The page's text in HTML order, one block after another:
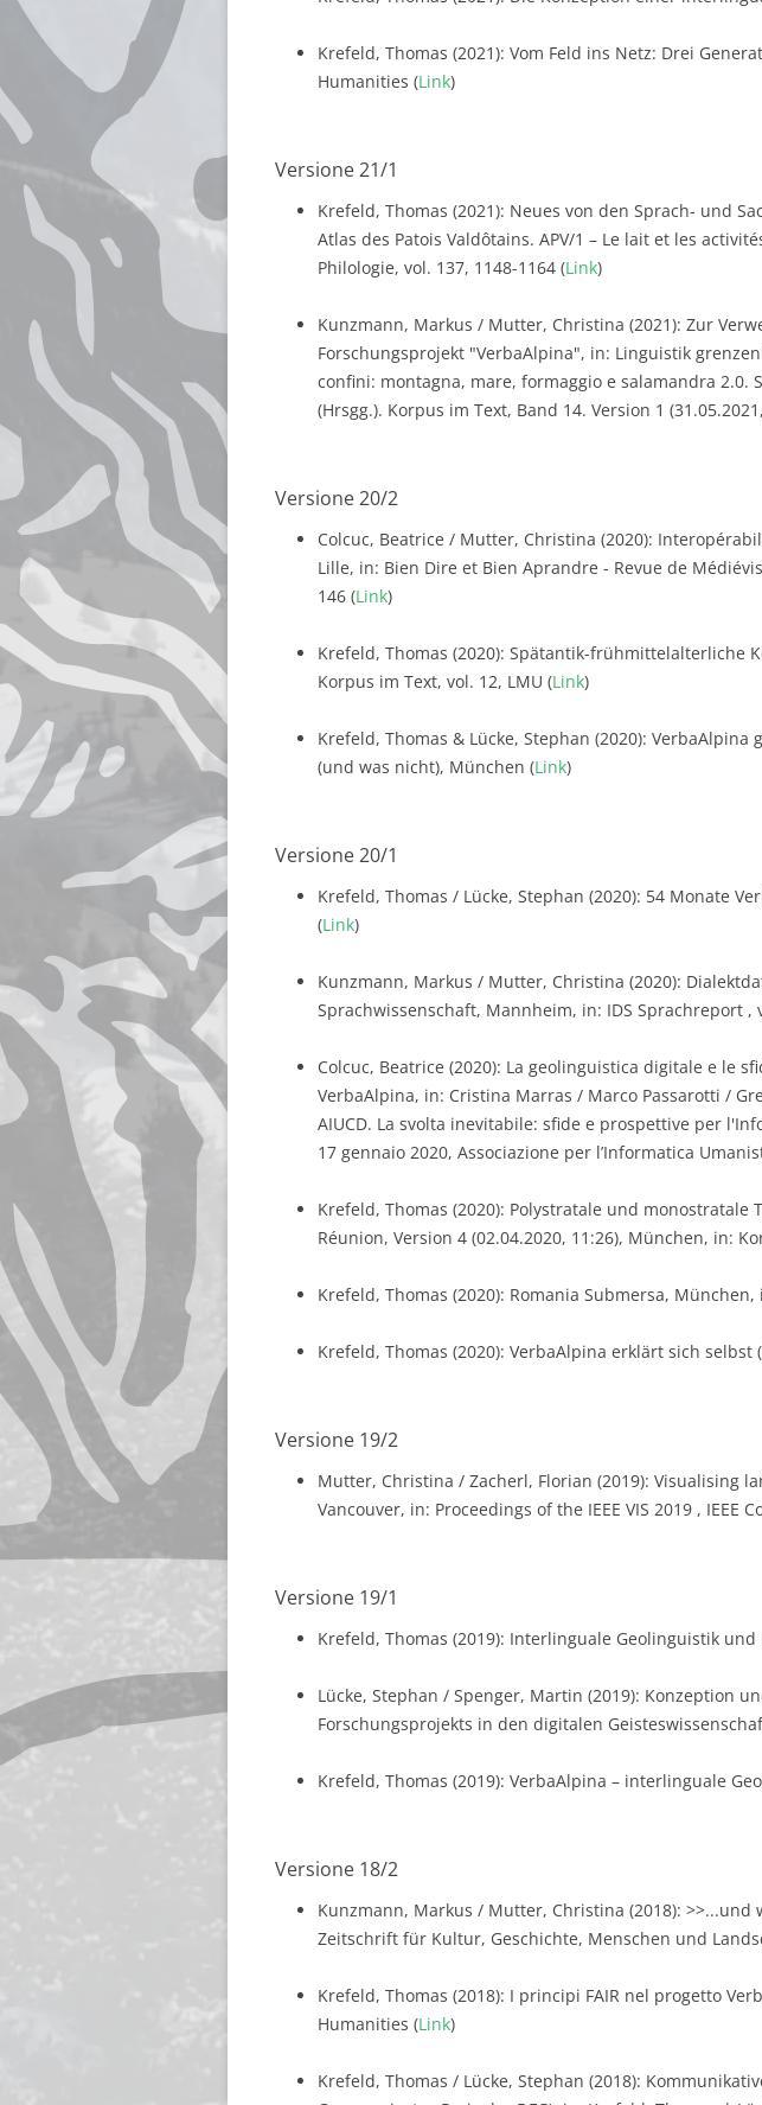
Krefeld, Thomas (2021): Vom Feld ins Netz: Drei
Humanities (Link)
Versione 21/1
Krefeld, Thomas (2021): Neues von den Sprach- und
Atlas des Patois Valdôtains. APV/1 – Le lait et les
Philologie, vol. 137, 1148-1164 (Link)
Kunzmann, Markus / Mutter, Christina (2021): Zur
Forschungsprojekt "VerbaAlpina", in: Linguistik
confini: montagna, mare, formaggio e salamandra 2.0.
(Hrsgg.). Korpus im Text, Band 14. Version 1
Versione 20/2
Colcuc, Beatrice / Mutter, Christina (2020):
Lille, in: Bien Dire et Bien Aprandre - Revue de
146 (Link)
Krefeld, Thomas (2020): Spätantik-frühmittelalterliche
Korpus im Text, vol. 12, LMU (Link)
Krefeld, Thomas & Lücke, Stephan (2020):
(und was nicht), München (Link)
Versione 20/1
Krefeld, Thomas / Lücke, Stephan (2020): 54 Monate
(Link)
Kunzmann, Markus / Mutter, Christina (2020):
Sprachwissenschaft, Mannheim, in: IDS Sprachreport
Colcuc, Beatrice (2020): La geolinguistica digitale e le
VerbaAlpina, in: Cristina Marras / Marco Passarotti /
AIUCD. La svolta inevitabile: sfide e prospettive per
17 gennaio 2020, Associazione per l’Informatica
Krefeld, Thomas (2020): Polystratale und
Réunion, Version 4 (02.04.2020, 11:26), München, in:
Krefeld, Thomas (2020): Romania Submersa,
Krefeld, Thomas (2020): VerbaAlpina erklärt sich selbst
Versione 19/2
Mutter, Christina / Zacherl, Florian (2019): Visualising
Vancouver, in: Proceedings of the IEEE VIS 2019 , IEEE
Versione 19/1
Krefeld, Thomas (2019): Interlinguale Geolinguistik
Lücke, Stephan / Spenger, Martin (2019): Konzeption
Forschungsprojekts in den digitalen
Krefeld, Thomas (2019): VerbaAlpina – interlinguale
Versione 18/2
Kunzmann, Markus / Mutter, Christina (2018): >>...und
Zeitschrift für Kultur, Geschichte, Menschen und
Krefeld, Thomas (2018): I principi FAIR nel progetto
Humanities (Link)
Krefeld, Thomas / Lücke, Stephan (2018):